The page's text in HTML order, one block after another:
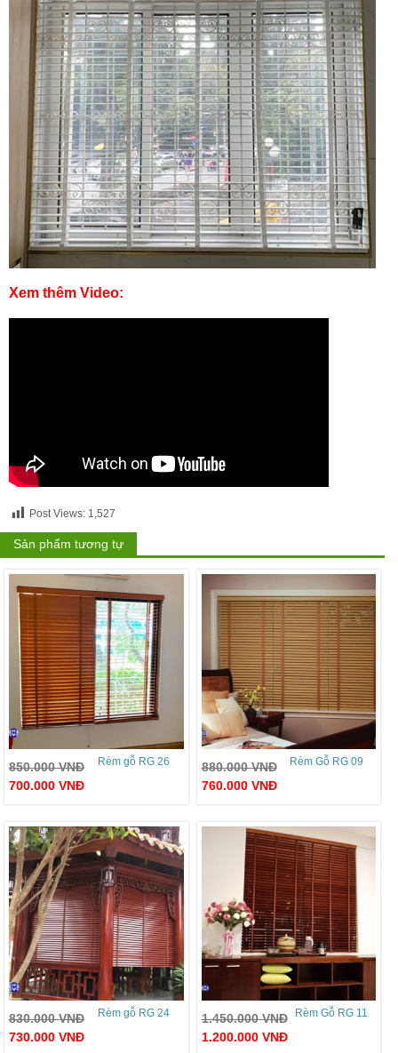
Xem thêm Video:
Post Views: 1,527
Sản phẩm tương tự
Rèm gỗ RG 26
850.000VNĐ
700.000 VNĐ
Rèm Gỗ RG 09
880.000VNĐ
760.000 VNĐ
Rèm gỗ RG 24
830.000VNĐ
730.000 VNĐ
Rèm Gỗ RG 11
1.450.000VNĐ
1.200.000 VNĐ